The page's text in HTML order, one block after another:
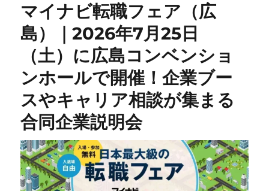
マイナビ転職フェア（広
島）｜2026年7月25日
（土）に広島コンベンショ
ンホールで開催！企業ブー
スやキャリア相談が集まる
合同企業説明会